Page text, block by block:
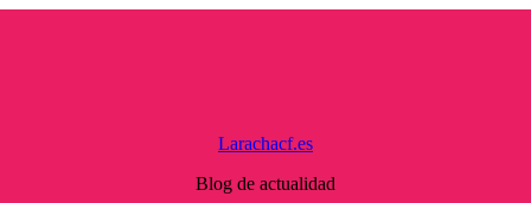
Larachacf.es
Blog de actualidad